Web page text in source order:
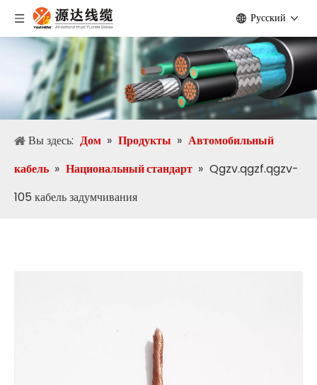
Pусский
Вы здесь: Дом » Продукты » Автомобильный
кабель » Национальный стандарт » Qgzv.qgzf.qgzv-
105 кабель задумчивания